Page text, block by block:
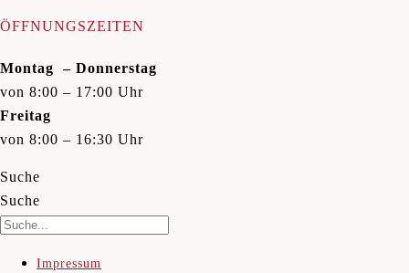
ÖFFNUNGSZEITEN
Montag – Donnerstag
von 8:00 – 17:00 Uhr
Freitag
von 8:00 – 16:30 Uhr
Suche
Suche
Impressum